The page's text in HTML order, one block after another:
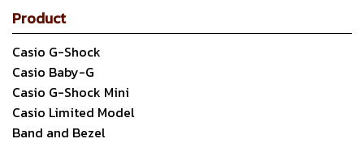
Product
Casio G-Shock
Casio Baby-G
Casio G-Shock Mini
Casio Limited Model
Band and Bezel